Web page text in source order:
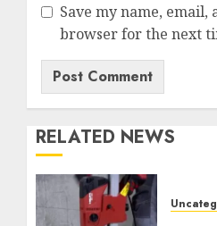
Save my name, email,
browser for the next
RELATED NEWS